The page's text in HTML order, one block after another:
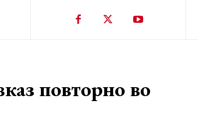
повторно во